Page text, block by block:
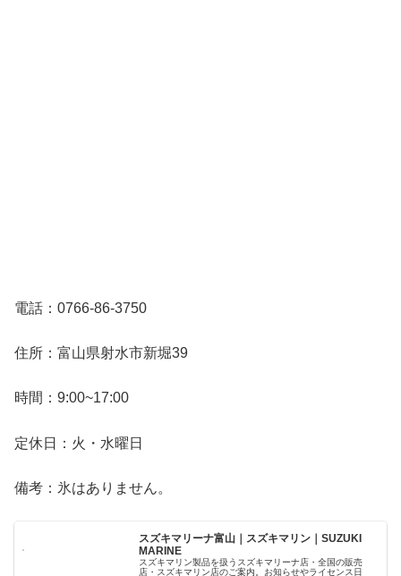
電話：0766-86-3750
住所：富山県射水市新堀39
時間：9:00~17:00
定休日：火・水曜日
備考：氷はありません。
スズキマリーナ富山｜スズキマリン｜SUZUKI
MARINE
スズキマリン製品を扱うスズキマリーナ店・全国の販売
店・スズキマリン店のご案内。お知らせやライセンス日